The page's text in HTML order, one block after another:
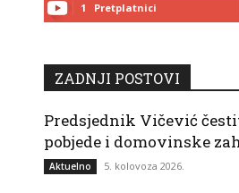
1 Pretplatnici
ZADNJI POSTOVI
Predsjednik Vičević
pobjede i domovinske
Aktuelno 5. kolovoza 2026.